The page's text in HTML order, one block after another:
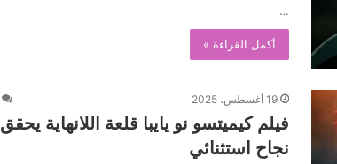
…
أكمل القراءة »
19 أغسطس، 2025
فيلم كيميتسو نو يايبا قلعة اللانهاية يحقق
نجاح استثنائي